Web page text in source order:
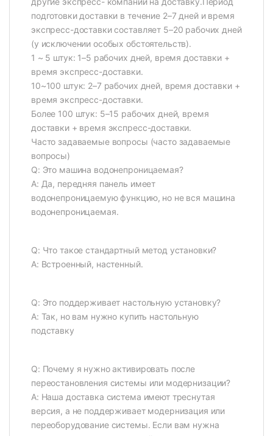
подготовки доставки в течение 2–7 дней и время
экспресс-доставки составляет 5–20 рабочих дней
(у исключении особых обстоятельств).
1 ~ 5 штук: 1–5 рабочих дней, время доставки +
время экспресс-доставки.
10~100 штук: 2–7 рабочих дней, время доставки +
время экспресс-доставки.
Более 100 штук: 5–15 рабочих дней, время
доставки + время экспресс-доставки.
Часто задаваемые вопросы (часто задаваемые
вопросы)
Q: Это машина водонепроницаемая?
A: Да, передняя панель имеет
водонепроницаемую функцию, но не вся машина
водонепроницаемая.
Q: Что такое стандартный метод установки?
А: Встроенный, настенный.
Q: Это поддерживает настольную установку?
А: Так, но вам нужно купить настольную
подставку
Q: Почему я нужно активировать после
переостановления системы или модернизации?
A: Наша доставка система имеют треснутая
версия, а не поддерживает модернизация или
переоборудование системы. Если вам нужна